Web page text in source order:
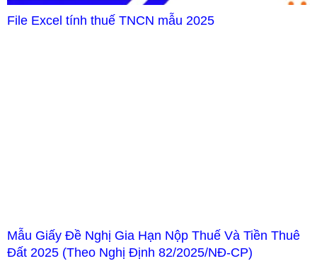
File Excel tính thuế TNCN mẫu 2025
Mẫu Giấy Đề Nghị Gia Hạn Nộp Thuế Và Tiền Thuê
Đất 2025 (Theo Nghị Định 82/2025/NĐ-CP)